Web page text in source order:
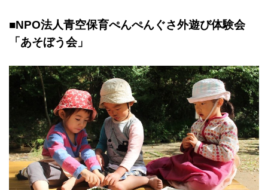
■NPO法人青空保育ぺんぺんぐさ外遊び体験会
「あそぼう会」